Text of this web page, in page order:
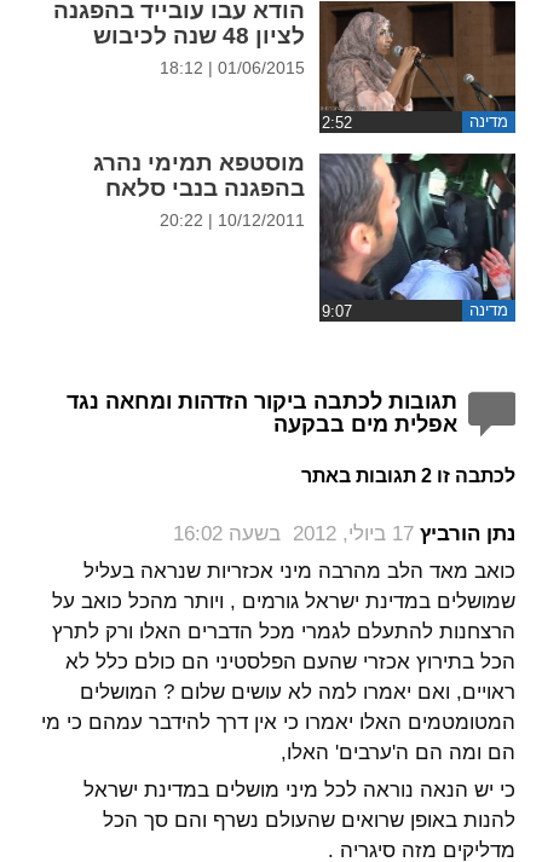
מדינה
הודא עבו עובייד בהפגנה
לציון 48 שנה לכיבוש
01/06/2015 | 18:12
מדינה
מוסטפא תמימי נהרג
בהפגנה בנבי סלאח
10/12/2011 | 20:22
תגובות לכתבה ביקור הזדהות ומחאה נגד
אפלית מים בבקעה
לכתבה זו 2 תגובות באתר
נתן הורביץ ‏17 ביולי, 2012 בשעה 16:02
כואב מאד הלב מהרבה מיני אכזריות שנראה בעליל
שמושלים במדינת ישראל גורמים , ויותר מהכל כואב על
הרצחנות להתעלם לגמרי מכל הדברים האלו ורק לתרץ
הכל בתירוץ אכזרי שהעם הפלסטיני הם כולם כלל לא
ראויים, ואם יאמרו למה לא עושים שלום ? המושלים
המטומטמים האלו יאמרו כי אין דרך להידבר עמהם כי מי
הם ומה הם ה'ערבים' האלו,
כי יש הנאה נוראה לכל מיני מושלים במדינת ישראל
להנות באופן שרואים שהעולם נשרף והם סך הכל
מדליקים מזה סיגריה .